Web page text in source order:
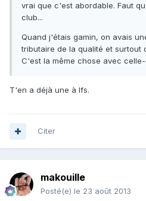
vrai que c'est abordable. Faut
club...
Quand j'étais gamin, on avais
tributaire de la qualité et surtout
C'est la même chose avec
T'en a déjà une à Ifs.
Citer
makouille
Posté(e) le 23 août 2013